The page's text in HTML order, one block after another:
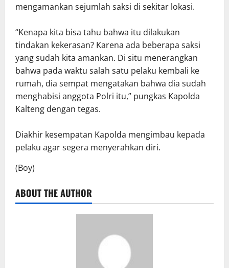
mengamankan sejumlah saksi di sekitar lokasi.
“Kenapa kita bisa tahu bahwa itu dilakukan
tindakan kekerasan? Karena ada beberapa saksi
yang sudah kita amankan. Di situ menerangkan
bahwa pada waktu salah satu pelaku kembali ke
rumah, dia sempat mengatakan bahwa dia sudah
menghabisi anggota Polri itu,” pungkas Kapolda
Kalteng dengan tegas.
Diakhir kesempatan Kapolda mengimbau kepada
pelaku agar segera menyerahkan diri.
(Boy)
ABOUT THE AUTHOR